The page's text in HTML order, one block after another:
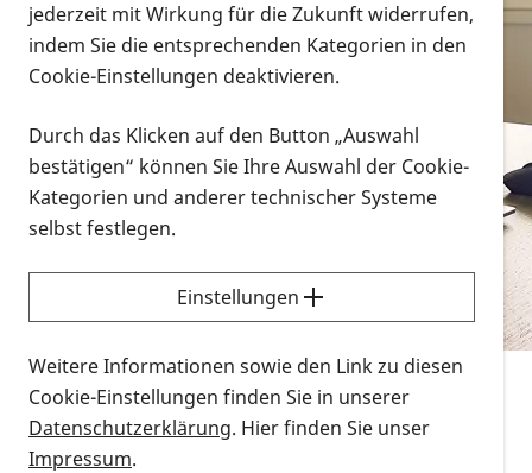
Infomaterial
Infomaterial
Vorlesen
Alle Infomaterialien in verschiedenen
Formaten an einem Ort
Sie möchten wissen, wie Sie nach Infonmaterial
suchen und dieses bestellen bzw. herunterladen
können? Schauen Sie sich dieErklärvideos zum
Thema Infomaterial auf der PRO RETINA-Website
für blinde und sehbehinderte Menschen an.
Auf dieser Seite finden Sie sämtliches Infomaterial
jederzeit mit Wirkung für die Zukunft widerrufen,
indem Sie die entsprechenden Kategorien in den
Cookie-Einstellungen deaktivieren.
Durch das Klicken auf den Button „Auswahl
bestätigen“ können Sie Ihre Auswahl der Cookie-
Kategorien und anderer technischer Systeme
selbst festlegen.
Einstellungen
Weitere Informationen sowie den Link zu diesen
Cookie-Einstellungen finden Sie in unserer
Datenschutzerklärung. Hier finden Sie unser
Impressum.